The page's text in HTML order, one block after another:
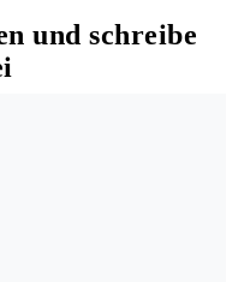
und schreibe